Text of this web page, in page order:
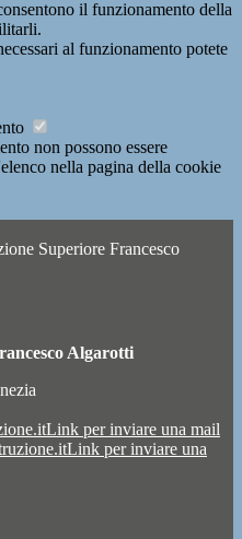
il funzionamento della
al funzionamento potete
non possono essere
nella pagina della cookie
Superiore Francesco
Algarotti
Link per inviare una mail
Link per inviare una